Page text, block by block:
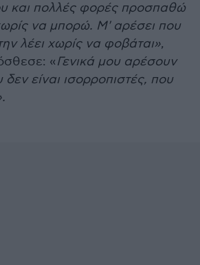
και πολλές φορές προσπαθώ
να μπορώ. Μ' αρέσει που
λέει χωρίς να φοβάται»,
«Γενικά μου αρέσουν
είναι ισορροπιστές, που